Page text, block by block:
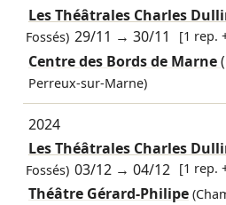
Les Théâtrales Charles
Fossés) 29/11 →30/11 [1 rep.
Centre des Bords de Marne
Perreux-sur-Marne)
2024
Les Théâtrales Charles
Fossés) 03/12 →04/12 [1 rep.
Théâtre Gérard-Philipe